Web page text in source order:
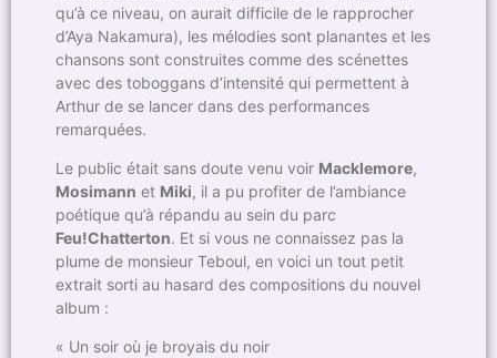
qu’à ce niveau, on aurait difficile de le rapprocher
d’Aya Nakamura), les mélodies sont planantes et les
chansons sont construites comme des scénettes
avec des toboggans d’intensité qui permettent à
Arthur de se lancer dans des performances
remarquées.
Le public était sans doute venu voir Macklemore,
Mosimann et Miki, il a pu profiter de l’ambiance
poétique qu’à répandu au sein du parc
Feu!Chatterton. Et si vous ne connaissez pas la
plume de monsieur Teboul, en voici un tout petit
extrait sorti au hasard des compositions du nouvel
album :
« Un soir où je broyais du noir